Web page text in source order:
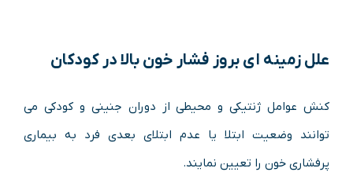
علل زمینه ای بروز فشار خون بالا در کودکان
کنش عوامل ژنتیکی و محیطی از دوران جنینی و کودکی می
توانند وضعیت ابتلا یا عدم ابتلای بعدی فرد به بیماری
پرفشاری خون را تعیین نمایند.